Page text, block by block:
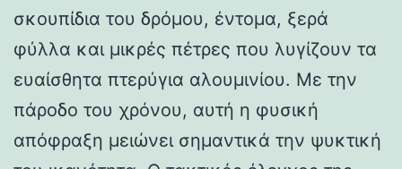
σκουπίδια του δρόμου, έντομα, ξερά
φύλλα και μικρές πέτρες που λυγίζουν τα
ευαίσθητα πτερύγια αλουμινίου. Με την
πάροδο του χρόνου, αυτή η φυσική
απόφραξη μειώνει σημαντικά την ψυκτική